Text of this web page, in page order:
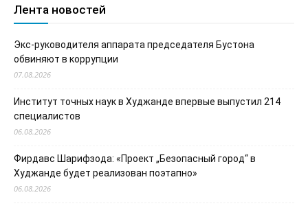
Лента новостей
Экс-руководителя аппарата председателя Бустона
обвиняют в коррупции
07.08.2026
Институт точных наук в Худжанде впервые выпустил 214
специалистов
06.08.2026
Фирдавс Шарифзода: «Проект „Безопасный город“ в
Худжанде будет реализован поэтапно»
06.08.2026